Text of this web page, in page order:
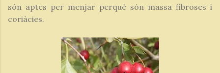
són aptes per menjar perquè són massa fibroses i
coriàcies.